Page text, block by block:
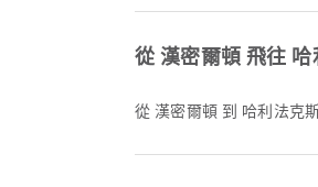
從 漢密爾頓 飛往 哈
從 漢密爾頓 到 哈利法克